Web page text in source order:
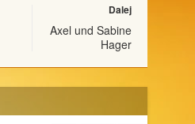
Dalej
Axel und Sabine
Hager